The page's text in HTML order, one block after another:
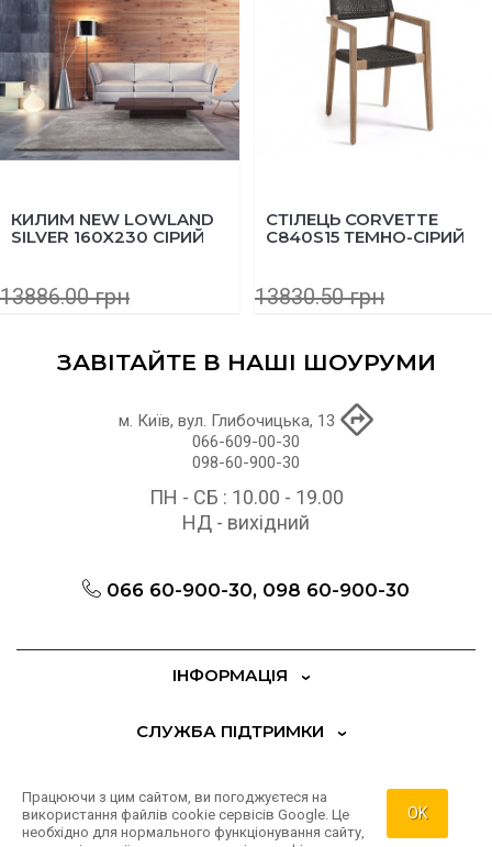
КИЛИМ NEW LOWLAND
SILVER 160X230 СІРИЙ
13886.00 грн
СТІЛЕЦЬ CORVETTE
C840S15 ТЕМНО-СІРИЙ
13830.50 грн
ЗАВІТАЙТЕ В НАШІ ШОУРУМИ
м. Київ, вул. Глибочицька, 13
066-609-00-30
098-60-900-30
ПН - СБ : 10.00 - 19.00
НД - вихідний
066 60-900-30, 098 60-900-30
ІНФОРМАЦІЯ
СЛУЖБА ПІДТРИМКИ
Працюючи з цим сайтом, ви погоджуєтеся на
використання файлів cookie сервісів Google. Це
необхідно для нормального функціонування сайту,
OK